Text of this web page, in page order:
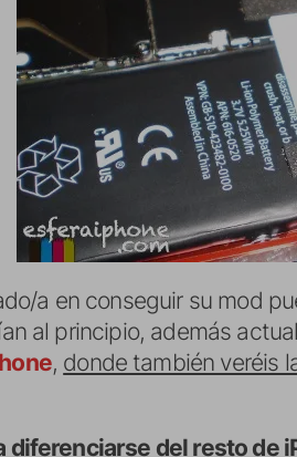
a en conseguir su mod
al principio, además
, donde también veréis
diferenciarse del resto de